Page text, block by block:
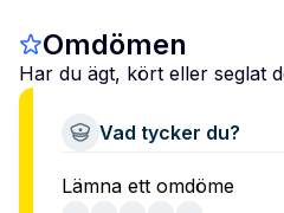
Omdömen
Har du ägt, kört eller seglat
Vad tycker du?
Lämna ett omdöme